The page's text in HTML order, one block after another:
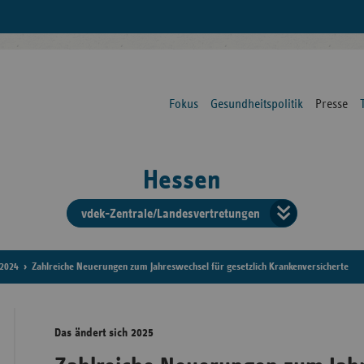
Fokus Gesundheitspolitik Presse
Hessen
vdek-Zentrale/Landesvertretungen
der
2024 Zahlreiche Neuerungen zum Jahreswechsel für gesetzlich Krankenversicherte
Das ändert sich 2025